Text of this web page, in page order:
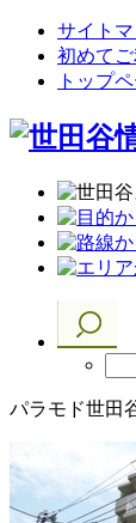
サイト
初めて
トップ
パラモド世田